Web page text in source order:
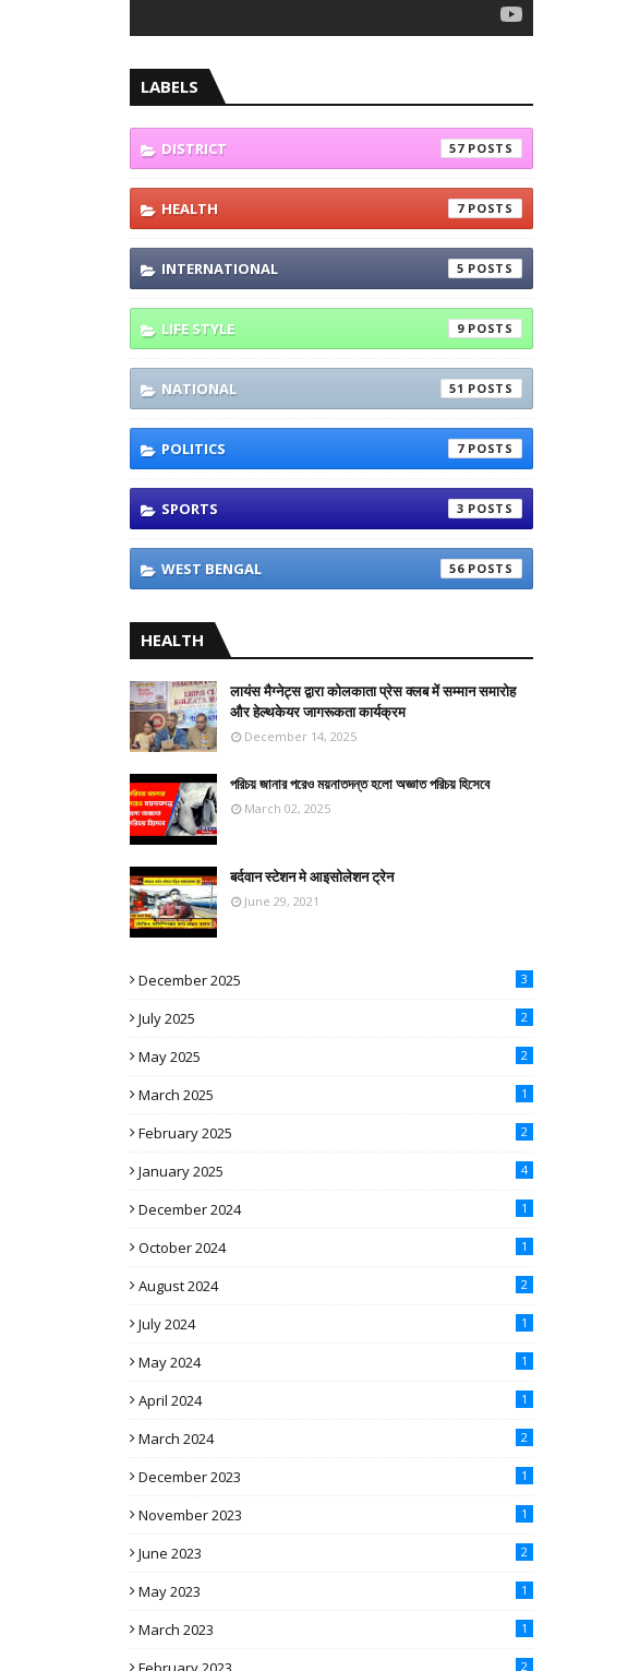
LABELS
DISTRICT 57
HEALTH 7
INTERNATIONAL 5
LIFE STYLE 9
NATIONAL 51
POLITICS 7
SPORTS 3
WEST BENGAL 56
HEALTH
लायंस मैग्नेट्स द्वारा कोलकाता प्रेस क्लब में सम्मान समारोह
और हेल्थकेयर जागरूकता कार्यक्रम
December 14, 2025
পরিচয় জানার পরেও ময়নাতদন্ত হলো অজ্ঞাত পরিচয় হিসেবে
March 02, 2025
बर्दवान स्टेशन मे आइसोलेशन ट्रेन
June 29, 2021
December 2025 3
July 2025 2
May 2025 2
March 2025 1
February 2025 2
January 2025 4
December 2024 1
October 2024 1
August 2024 2
July 2024 1
May 2024 1
April 2024 1
March 2024 2
December 2023 1
November 2023 1
June 2023 2
May 2023 1
March 2023 1
2